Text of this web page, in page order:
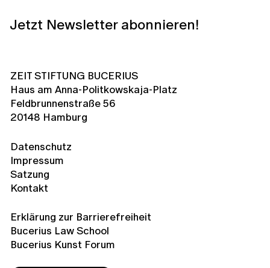
Jetzt Newsletter abonnieren!
ZEIT STIFTUNG BUCERIUS
Haus am Anna-Politkowskaja-Platz
Feldbrunnenstraße 56
20148 Hamburg
Datenschutz
Impressum
Satzung
Kontakt
Erklärung zur Barrierefreiheit
Bucerius Law School
Bucerius Kunst Forum